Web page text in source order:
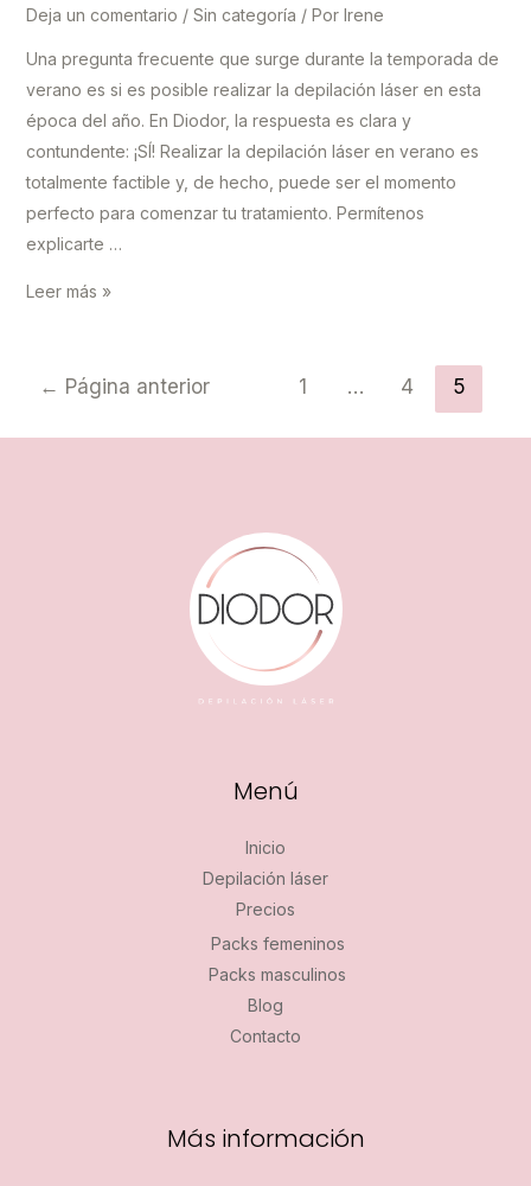
Deja un comentario / Sin categoría / Por Irene
Una pregunta frecuente que surge durante la temporada de
verano es si es posible realizar la depilación láser en esta
época del año. En Diodor, la respuesta es clara y
contundente: ¡SÍ! Realizar la depilación láser en verano es
totalmente factible y, de hecho, puede ser el momento
perfecto para comenzar tu tratamiento. Permítenos
explicarte …
¿Me
verano?
Leer más »
Navegación
entradas
← Página anterior 1 … 4 5
Menú
Inicio
Depilación láser
Precios
Packs femeninos
Packs masculinos
Blog
Contacto
Más información